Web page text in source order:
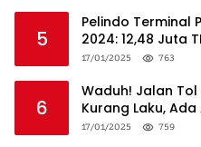
5
Pelindo Terminal
2024: 12,48 Juta
Logistik Nasional
17/01/2025 763
6
Waduh! Jalan
Kurang Laku, Ada
17/01/2025 759